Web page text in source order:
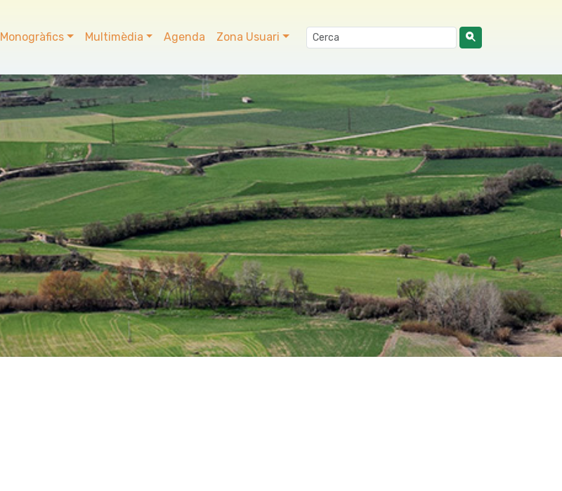
Monogràfics Multimèdia Agenda Zona Usuari